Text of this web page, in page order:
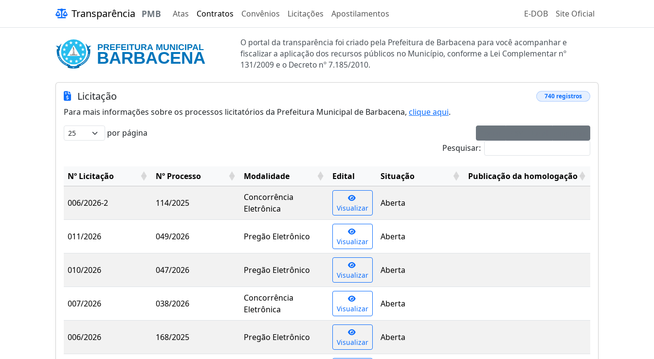
Transparência PMB Atas Contratos Convênios Licitações Apostilamentos E-DOB Site Oficial
O portal da transparência foi criado pela Prefeitura de Barbacena para você acompanhar e
fiscalizar a aplicação dos recursos públicos no Município, conforme a Lei Complementar nº
131/2009 e o Decreto nº 7.185/2010.
Licitação 740 registros
Para mais informações sobre os processos licitatórios da Prefeitura Municipal de Barbacena, clique aqui.
por página
Pesquisar:
Nº Licitação Nº Processo Modalidade Edital Situação
Publicação da homologação
Modalidade Edital
006/2026-2
114/2025
Concorrência
Eletrônica
Visualizar Aberta
011/2026 049/2026 Pregão Eletrônico Visualizar Aberta
010/2026 047/2026 Pregão Eletrônico Visualizar Aberta
007/2026 038/2026
Concorrência
Eletrônica
Visualizar Aberta
006/2026 168/2025 Pregão Eletrônico Visualizar Aberta